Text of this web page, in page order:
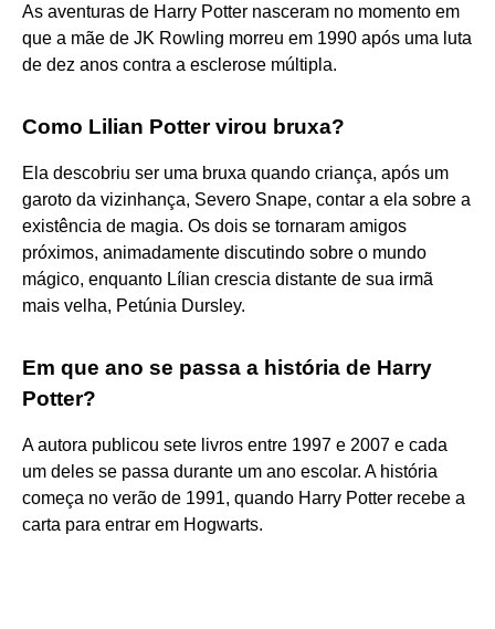
As aventuras de Harry Potter nasceram no momento em
que a mãe de JK Rowling morreu em 1990 após uma luta
de dez anos contra a esclerose múltipla.
Como Lilian Potter virou bruxa?
Ela descobriu ser uma bruxa quando criança, após um
garoto da vizinhança, Severo Snape, contar a ela sobre a
existência de magia. Os dois se tornaram amigos
próximos, animadamente discutindo sobre o mundo
mágico, enquanto Lílian crescia distante de sua irmã
mais velha, Petúnia Dursley.
Em que ano se passa a história de Harry
Potter?
A autora publicou sete livros entre 1997 e 2007 e cada
um deles se passa durante um ano escolar. A história
começa no verão de 1991, quando Harry Potter recebe a
carta para entrar em Hogwarts.